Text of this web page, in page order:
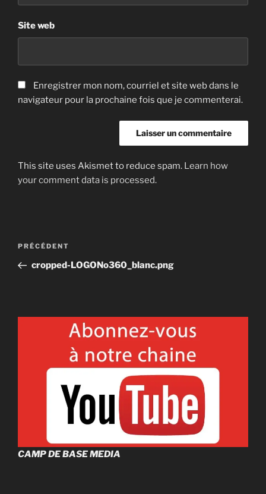
Site web
Enregistrer mon nom, courriel et site web dans le
navigateur pour la prochaine fois que je commenterai.
This site uses Akismet to reduce spam. Learn how
your comment data is processed.
Navigation
l'article
Article
précédent
PRÉCÉDENT
cropped-LOGONo360_blanc.png
CAMP DE BASE MEDIA